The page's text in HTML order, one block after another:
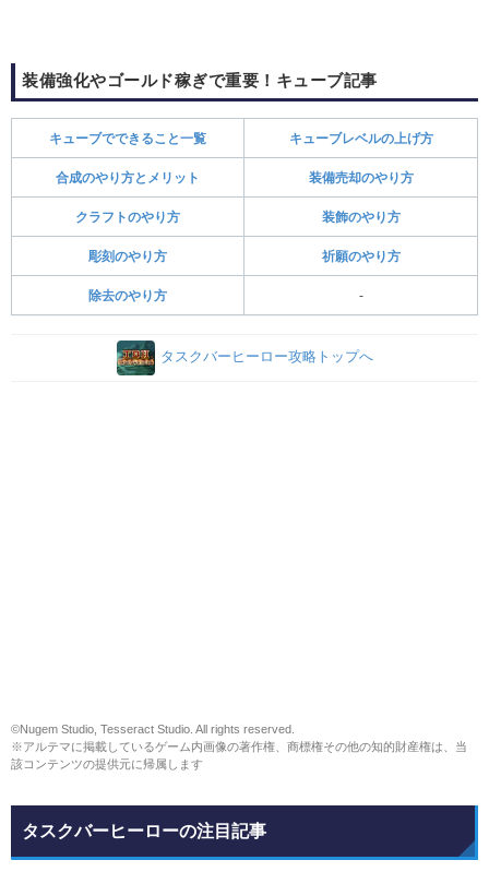
装備強化やゴールド稼ぎで重要！キューブ記事
キューブでできること一覧 キューブレベルの上げ方
合成のやり方とメリット 装備売却のやり方
クラフトのやり方 装飾のやり方
彫刻のやり方 祈願のやり方
除去のやり方 -
タスクバーヒーロー攻略トップへ
©Nugem Studio, Tesseract Studio. All rights reserved.
※アルテマに掲載しているゲーム内画像の著作権、商標権その他の知的財産権は、当
該コンテンツの提供元に帰属します
タスクバーヒーローの注目記事